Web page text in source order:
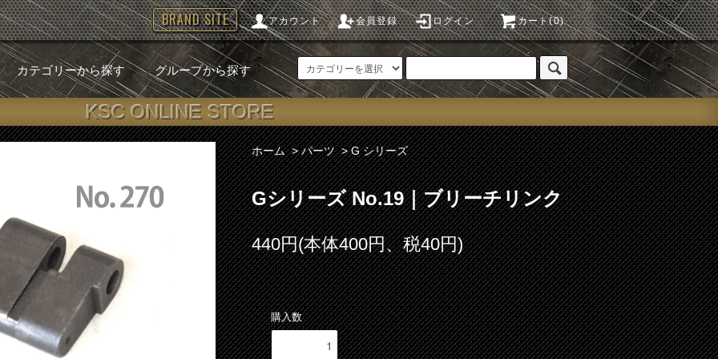
アカウント 会員登録 ログイン カート(0)
BRAND SITE
カテゴリーから探す グループから探す
KSC ONLINE STORE
ホーム >パーツ >G シリーズ
Gシリーズ No.19｜ブリーチリンク
440円(本体400円、税40円)
購入数